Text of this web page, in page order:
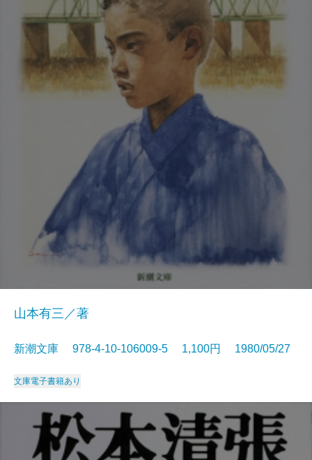
山本有三／著
新潮文庫 978-4-10-106009-5 1,100円 1980/05/27
文庫電子書籍あり